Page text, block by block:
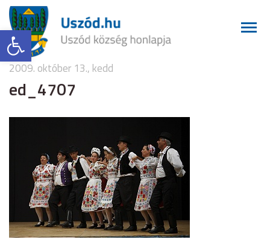
Eszköztár megnyitása
2009. október 13., kedd
ed_4707